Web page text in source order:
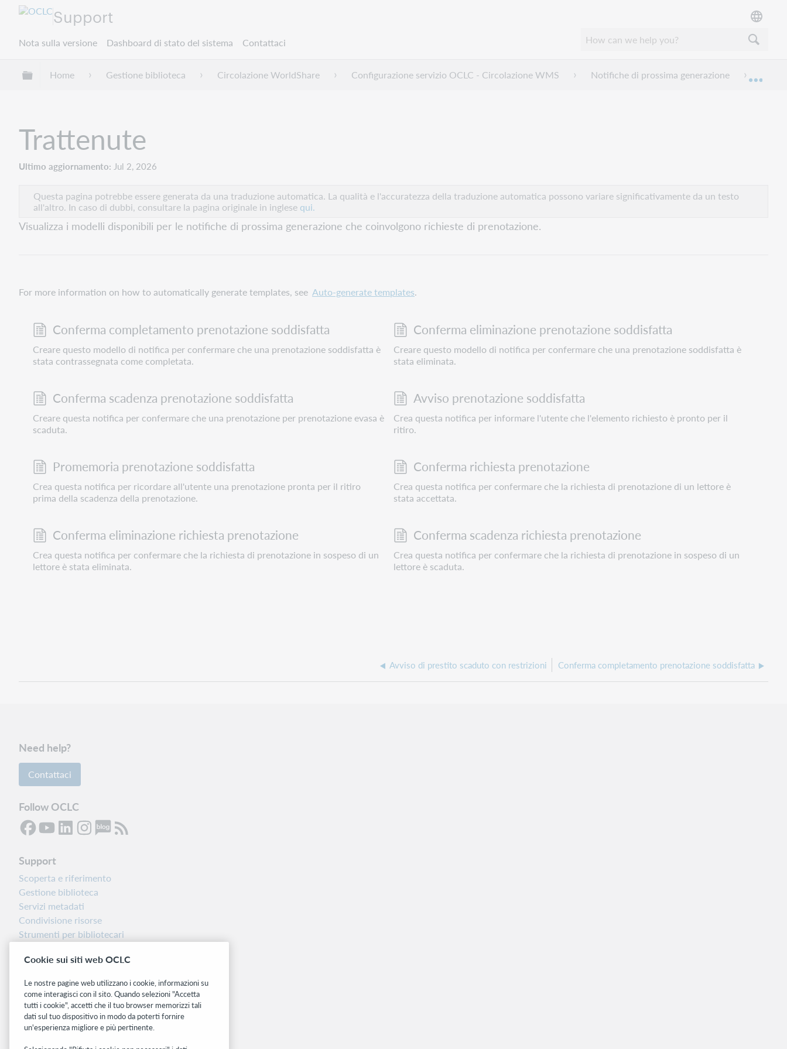
Support
Nota sulla versione Dashboard di stato del sistema Contattaci
Espandi/comprimi la gerarchia globale
Home Gestione biblioteca Circolazione WorldShare Configurazione servizio OCLC - Circolazione WMS Notifiche di prossima generazione
Trattenute
Ultimo aggiornamento Jul 2, 2026
Questa pagina potrebbe essere generata da una traduzione automatica. La qualità e l'accuratezza della traduzione automatica possono variare significativamente da un testo
all'altro. In caso di dubbi, consultare la pagina originale in inglese qui.
Visualizza i modelli disponibili per le notifiche di prossima generazione che coinvolgono richieste di prenotazione.
For more information on how to automatically generate templates, see Auto-generate templates.
Conferma completamento prenotazione soddisfatta
Creare questo modello di notifica per confermare che una prenotazione soddisfatta è
stata contrassegnata come completata.
Conferma eliminazione prenotazione soddisfatta
Creare questo modello di notifica per confermare che una prenotazione soddisfatta è
stata eliminata.
Conferma scadenza prenotazione soddisfatta
Creare questa notifica per confermare che una prenotazione per prenotazione evasa è
scaduta.
Avviso prenotazione soddisfatta
Crea questa notifica per informare l'utente che l'elemento richiesto è pronto per il
ritiro.
Promemoria prenotazione soddisfatta
Crea questa notifica per ricordare all'utente una prenotazione pronta per il ritiro
prima della scadenza della prenotazione.
Conferma richiesta prenotazione
Crea questa notifica per confermare che la richiesta di prenotazione di un lettore è
stata accettata.
Conferma eliminazione richiesta prenotazione
Crea questa notifica per confermare che la richiesta di prenotazione in sospeso di un
lettore è stata eliminata.
Conferma scadenza richiesta prenotazione
Crea questa notifica per confermare che la richiesta di prenotazione in sospeso di un
lettore è scaduta.
Avviso di prestito scaduto con restrizioni Conferma completamento prenotazione soddisfatta
Need help?
Contattaci
Follow OCLC
Support
Scoperta e riferimento
Gestione biblioteca
Servizi metadati
Condivisione risorse
Strumenti per bibliotecari
Dashboard di stato del sistema
Siti correlati
OCLC.org
BibFormats
Community
Cookie sui siti web OCLC
Le nostre pagine web utilizzano i cookie, informazioni su
come interagisci con il sito. Quando selezioni "Accetta
tutti i cookie", accetti che il tuo browser memorizzi tali
dati sul tuo dispositivo in modo da poterti fornire
un'esperienza migliore e più pertinente.